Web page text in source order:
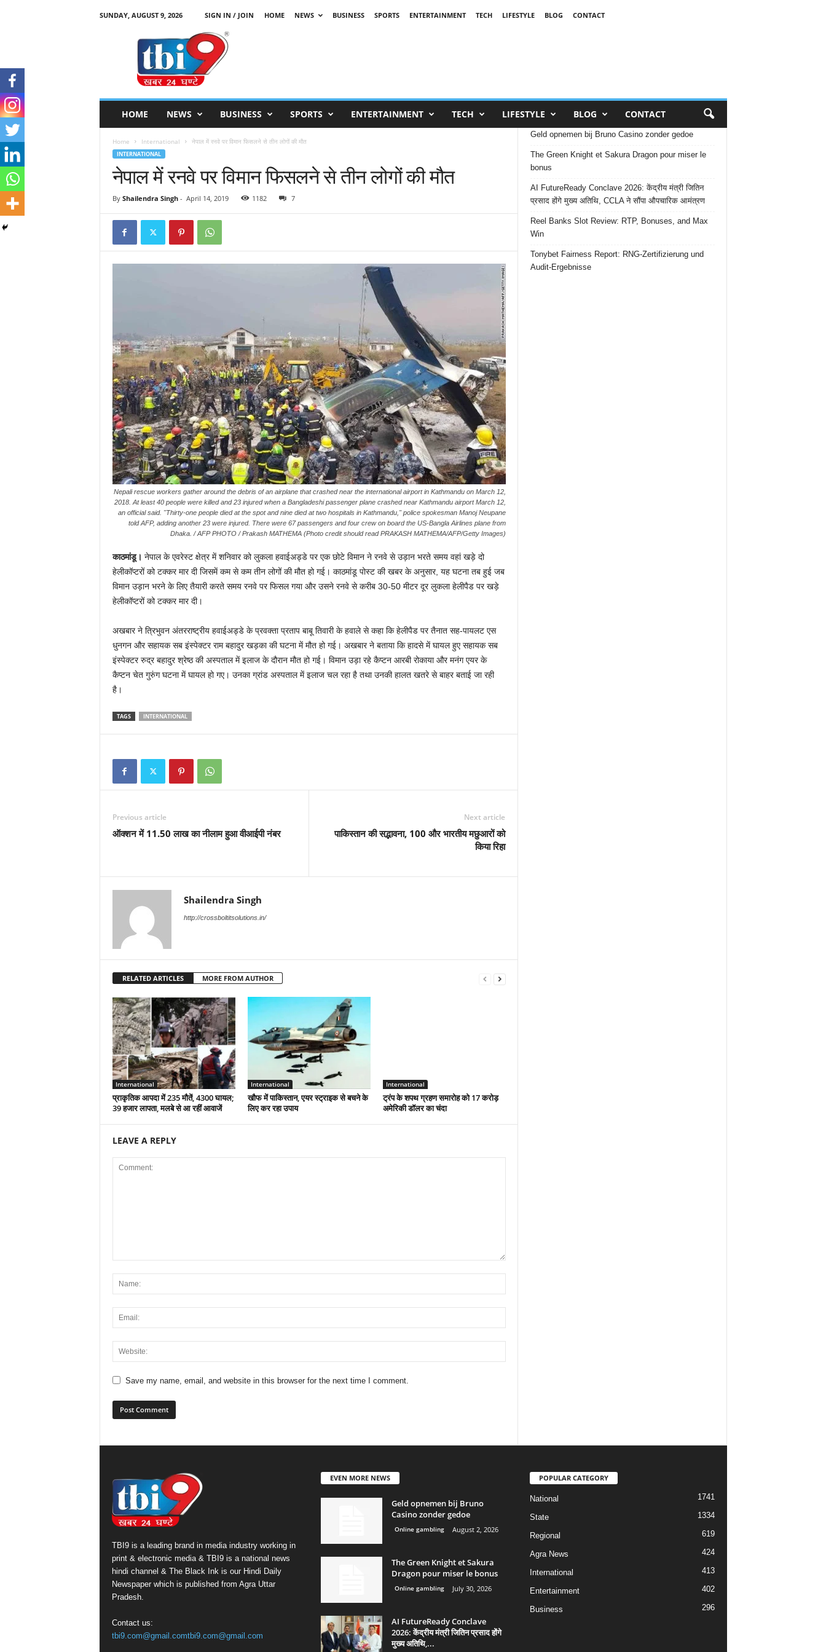
SUNDAY, AUGUST 9, 2026 SIGN IN / JOIN HOME NEWS BUSINESS SPORTS ENTERTAINMENT TECH LIFESTYLE BLOG
CONTACT
HOME NEWS BUSINESS SPORTS ENTERTAINMENT TECH LIFESTYLE BLOG CONTACT
Home International नेपाल में रनवे पर विमान फिसलने से तीन लोगों की मौत
INTERNATIONAL
नेपाल में रनवे पर विमान फिसलने से तीन लोगों की मौत
By Shailendra Singh- April 14, 2019 1182 7
Nepali rescue workers gather around the debris of an airplane that crashed near the international airport in Kathmandu on March 12,
2018. At least 40 people were killed and 23 injured when a Bangladeshi passenger plane crashed near Kathmandu airport March 12,
an official said. "Thirty-one people died at the spot and nine died at two hospitals in Kathmandu," police spokesman Manoj Neupane
told AFP, adding another 23 were injured. There were 67 passengers and four crew on board the US-Bangla Airlines plane from
Dhaka. / AFP PHOTO / Prakash MATHEMA (Photo credit should read PRAKASH MATHEMA/AFP/Getty Images)
काठमांडू। नेपाल के एवरेस्ट क्षेत्र में शनिवार को लुकला हवाईअड्डे पर एक छोटे विमान ने रनवे से उड़ान भरते समय वहां खड़े दो
हेलीकॉप्टरों को टक्कर मार दी जिसमें कम से कम तीन लोगों की मौत हो गई। काठमांडू पोस्ट की खबर के अनुसार, यह घटना तब हुई जब
विमान उड़ान भरने के लिए तैयारी करते समय रनवे पर फिसल गया और उसने रनवे से करीब 30-50 मीटर दूर लुकला हेलीपैड पर खड़े
हेलीकॉप्टरों को टक्कर मार दी।
अखबार ने त्रिभुवन अंतरराष्ट्रीय हवाईअड्डे के प्रवक्ता प्रताप बाबू तिवारी के हवाले से कहा कि हेलीपैड पर तैनात सह-पायलट एस
धुनगन और सहायक सब इंस्पेक्टर राम बहादुर खड़का की घटना में मौत हो गई। अखबार ने बताया कि हादसे में घायल हुए सहायक सब
इंस्पेक्टर रुद्र बहादुर श्रेष्ठ की अस्पताल में इलाज के दौरान मौत हो गई। विमान उड़ा रहे कैप्टन आरबी रोकाया और मनंग एयर के
कैप्टन चेत गुरुंग घटना में घायल हो गए। उनका ग्रांड अस्पताल में इलाज चल रहा है तथा उनकी हालत खतरे से बाहर बताई जा रही
है।
TAGS INTERNATIONAL
Previous article
ऑक्शन में 11.50 लाख का नीलाम हुआ वीआईपी नंबर
Next article
पाकिस्तान की सद्भावना, 100 और भारतीय मछुआरों को
किया रिहा
Shailendra Singh
http://crossboltitsolutions.in/
RELATED ARTICLES MORE FROM AUTHOR
International
प्राकृतिक आपदा में 235 मौतें, 4300 घायल;
39 हजार लापता, मलबे से आ रहीं आवाजें
International
खौफ में पाकिस्तान, एयर स्ट्राइक से बचने के
लिए कर रहा उपाय
International
ट्रंप के शपथ ग्रहण समारोह को 17 करोड़
अमेरिकी डॉलर का चंदा
LEAVE A REPLY
Save my name, email, and website in this browser for the next time I comment.
Geld opnemen bij Bruno Casino zonder gedoe
The Green Knight et Sakura Dragon pour miser le
bonus
AI FutureReady Conclave 2026: केंद्रीय मंत्री जितिन
प्रसाद होंगे मुख्य अतिथि, CCLA ने सौंपा औपचारिक आमंत्रण
Reel Banks Slot Review: RTP, Bonuses, and Max
Win
Tonybet Fairness Report: RNG-Zertifizierung und
Audit-Ergebnisse
TBI9 is a leading brand in media industry working in
print & electronic media & TBI9 is a national news
hindi channel & The Black Ink is our Hindi Daily
Newspaper which is published from Agra Uttar
Pradesh.
Contact us:
tbi9.com@gmail.comtbi9.com@gmail.com
EVEN MORE NEWS
Geld opnemen bij Bruno
Casino zonder gedoe
Online gambling August 2, 2026
The Green Knight et Sakura
Dragon pour miser le bonus
Online gambling July 30, 2026
AI FutureReady Conclave
2026: केंद्रीय मंत्री जितिन प्रसाद होंगे
मुख्य अतिथि,...
POPULAR CATEGORY
National 1741
State 1334
Regional 619
Agra News 424
International 413
Entertainment 402
Business 296